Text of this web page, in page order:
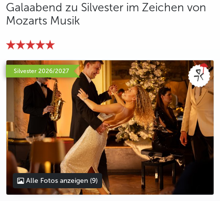
Galaabend zu Silvester im Zeichen von
Mozarts Musik
Silvester 2026/2027
photo 5
photo 6
photo 7
photo 8
photo 9
Alle Fotos anzeigen (9)